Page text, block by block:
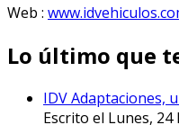
Web :
Lo último que
IDV Adaptaciones,
Escrito el Lunes, 24